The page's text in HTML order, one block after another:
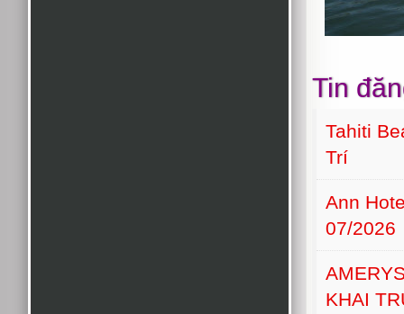
Tin
Tahiti
Trí
Ann
07/2026
KHAI